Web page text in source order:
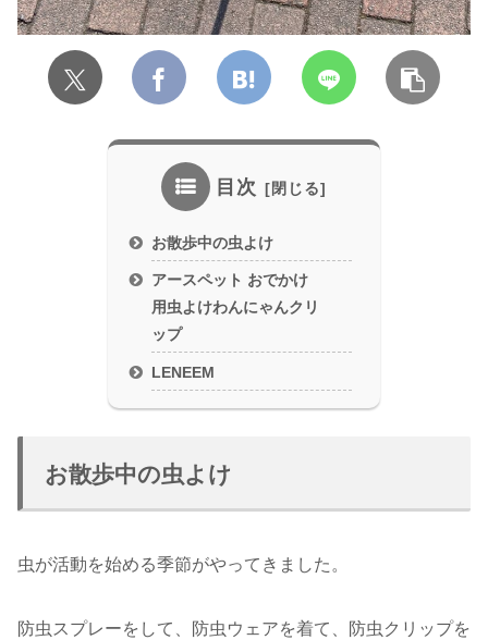
目次
お散歩中の虫よけ
アースペット おでかけ
用虫よけわんにゃんクリ
ップ
LENEEM
お散歩中の虫よけ
虫が活動を始める季節がやってきました。
防虫スプレーをして、防虫ウェアを着て、防虫クリップを